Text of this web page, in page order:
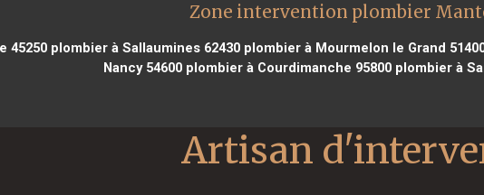
Zone intervention plombier
45250plombier à Sallaumines 62430plombier à Mourmelon le Grand
Nancy 54600 plombier à Courdimanche 95800 plombier à
Artisan